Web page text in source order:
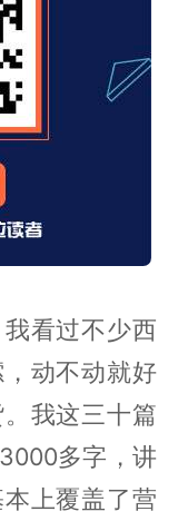
看过不少西
动不动就好
我这三十篇
多字，讲
上覆盖了营